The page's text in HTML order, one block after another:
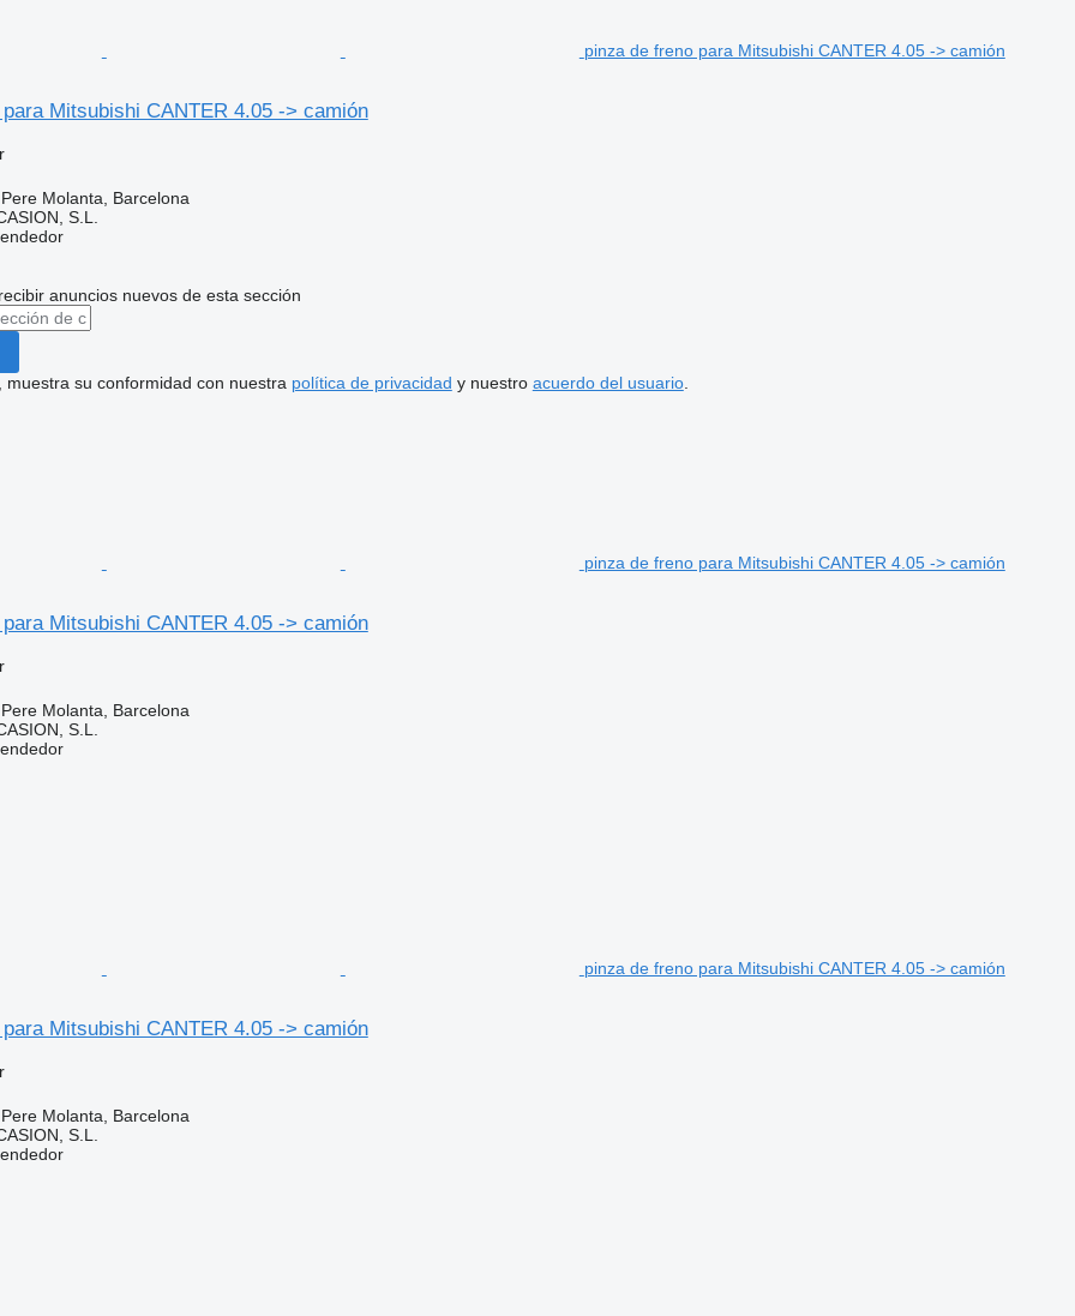
pinza de freno para Mitsubishi CANTER 4.05 -> camión
Mitsubishi CANTER 4.05 -> camión
Molanta, Barcelona
S.L.
anuncios nuevos de esta sección
muestra su conformidad con nuestra política de privacidad y nuestro acuerdo del usuario.
pinza de freno para Mitsubishi CANTER 4.05 -> camión
Mitsubishi CANTER 4.05 -> camión
Molanta, Barcelona
S.L.
pinza de freno para Mitsubishi CANTER 4.05 -> camión
Mitsubishi CANTER 4.05 -> camión
Molanta, Barcelona
S.L.